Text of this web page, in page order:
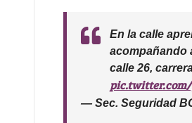
En la calle
acompañando
calle 26,
pic.twitter.com/
— Sec. Seguridad